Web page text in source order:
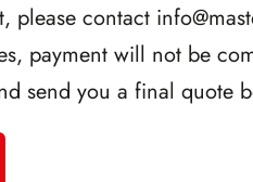
please contact
payment will not be
send you a final quote